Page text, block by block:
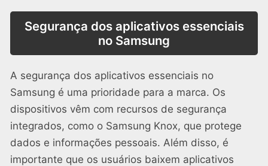
Segurança dos aplicativos essenciais
no Samsung
A segurança dos aplicativos essenciais no
Samsung é uma prioridade para a marca. Os
dispositivos vêm com recursos de segurança
integrados, como o Samsung Knox, que protege
dados e informações pessoais. Além disso, é
importante que os usuários baixem aplicativos